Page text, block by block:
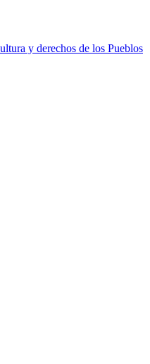
y derechos de los Pueblos